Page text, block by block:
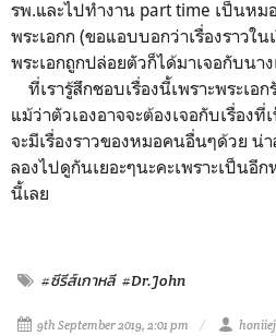
รพ.และไปทำงาน part time เป็นหม
พระเอกก (ขอแอบบอกว่าเรื่องราวใ
พระเอกถูกปล่อยตัวก็ได้มาเจอกับนา
ที่เรารู้สึกชอบเรื่องนี้เพราะพระเอ
แม้ว่าตัวเองอาจจะต้องเจอกับเรื่อง
จะมีเรื่องราวของหมอคนอื่นๆด้วย น่
ลองไปดูกันเยอะๆนะคะเพราะเป็นอี
นี้เลย
#ซีรีส์เกาหลี #Dr.John
9th September 2019, 2:01 pm